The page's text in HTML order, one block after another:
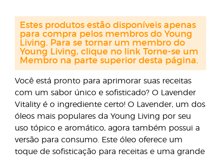
Você está pronto para aprimorar suas receitas
com um sabor único e sofisticado? O Lavender
Vitality é o ingrediente certo! O Lavender, um dos
óleos mais populares da Young Living por seu
uso tópico e aromático, agora também possui a
versão para consumo. Este óleo oferece um
toque de sofisticação para receitas e uma grande
Estes produtos estão disponíveis apenas
para compra pelos membros do Young
Living. Para se tornar um membro do
Young Living, clique no link Torne-se um
Membro na parte superior desta página.